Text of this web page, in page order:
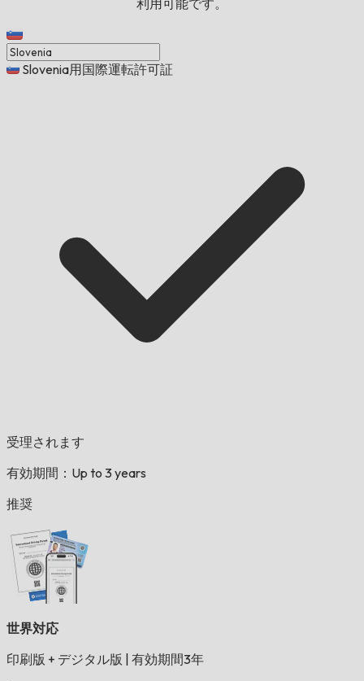
利用可能です。
Slovenia用国際運転許可証
受理されます
有効期間：Up to 3 years
推奨
世界対応
印刷版 + デジタル版
有効期間3年